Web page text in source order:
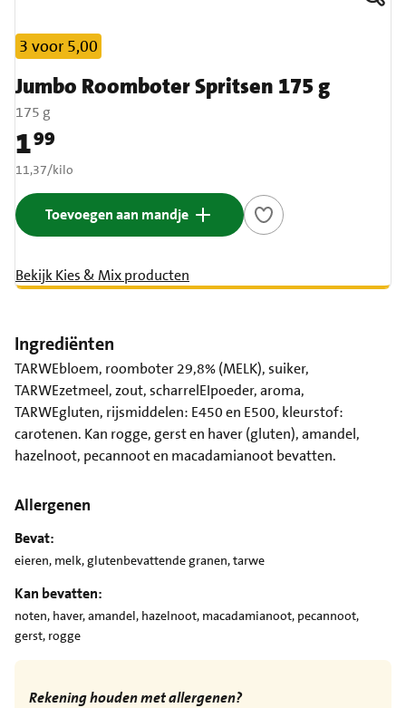
Jumbo Roomboter Spritsen 175 g
175 g
Prijs: € 1,99
199
€ 11,37 per kilo
11,37/kilo
Toevoegen aan mandje
3 voor 5,00
Bekijk Kies & Mix producten
Ingrediënten
TARWEbloem, roomboter 29,8% (MELK), suiker,
TARWEzetmeel, zout, scharrelEIpoeder, aroma,
TARWEgluten, rijsmiddelen: E450 en E500, kleurstof:
carotenen. Kan rogge, gerst en haver (gluten), amandel,
hazelnoot, pecannoot en macadamianoot bevatten.
Allergenen
Bevat:
eieren, melk, glutenbevattende granen, tarwe
Kan bevatten:
noten, haver, amandel, hazelnoot, macadamianoot, pecannoot,
gerst, rogge
Rekening houden met allergenen?